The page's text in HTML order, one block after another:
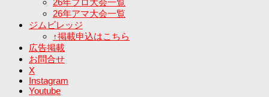
26年プロ大会一覧
26年アマ大会一覧
ジムビレッジ
↑掲載申込はこちら
広告掲載
お問合せ
X
Instagram
Youtube